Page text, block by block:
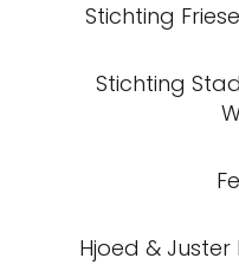
Stichting
Stichting
Hjoed &